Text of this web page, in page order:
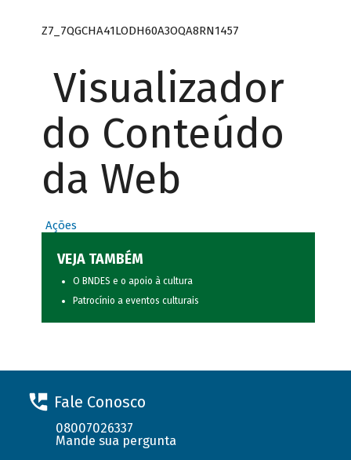
Z7_7QGCHA41LODH60A3OQA8RN1457
Visualizador
do Conteúdo
da Web
Ações
VEJA TAMBÉM
O BNDES e o apoio à cultura
Patrocínio a eventos culturais
Fale Conosco
08007026337
Mande sua pergunta